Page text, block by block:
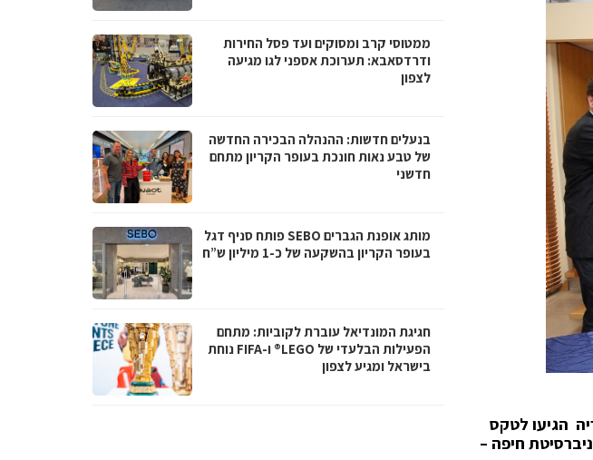
הגיעו לטקס
חיפה –
ממטוסי קרב ומסוקים ועד פסל החירות
ודרדסאבא: תערוכת אספני לגו מגיעה
לצפון
בנעלים חדשות: ההנהלה הבכירה החדשה
של טבע נאות חונכת בעופר הקריון מתחם
חדשני
מותג אופנת הגברים SEBO פותח סניף דגל
בעופר הקריון בהשקעה של כ-1 מיליון ש”ח
חגיגת המונדיאל עוברת לקוביות: מתחם
הפעילות הבלעדי של LEGO® ו-FIFA נוחת
בישראל ומגיע לצפון